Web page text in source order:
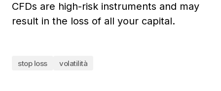
CFDs are high-risk instruments and may
result in the loss of all your capital.
stop loss volatilità